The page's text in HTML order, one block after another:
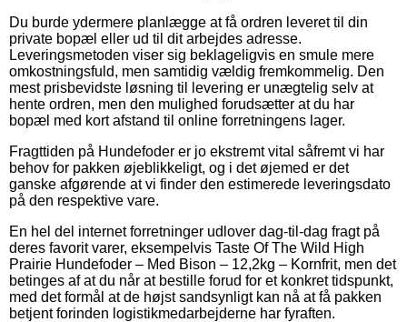
Du burde ydermere planlægge at få ordren leveret til din
private bopæl eller ud til dit arbejdes adresse.
Leveringsmetoden viser sig beklageligvis en smule mere
omkostningsfuld, men samtidig vældig fremkommelig. Den
mest prisbevidste løsning til levering er unægtelig selv at
hente ordren, men den mulighed forudsætter at du har
bopæl med kort afstand til online forretningens lager.
Fragttiden på Hundefoder er jo ekstremt vital såfremt vi har
behov for pakken øjeblikkeligt, og i det øjemed er det
ganske afgørende at vi finder den estimerede leveringsdato
på den respektive vare.
En hel del internet forretninger udlover dag-til-dag fragt på
deres favorit varer, eksempelvis Taste Of The Wild High
Prairie Hundefoder – Med Bison – 12,2kg – Kornfrit, men det
betinges af at du når at bestille forud for et konkret tidspunkt,
med det formål at de højst sandsynligt kan nå at få pakken
betjent forinden logistikmedarbejderne har fyraften.